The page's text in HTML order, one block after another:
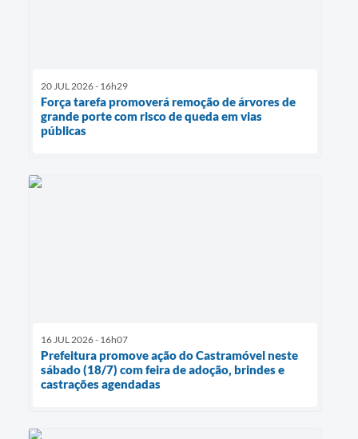
20 JUL 2026 - 16h29
Força tarefa promoverá remoção de árvores de
grande porte com risco de queda em vias
públicas
16 JUL 2026 - 16h07
Prefeitura promove ação do Castramóvel neste
sábado (18/7) com feira de adoção, brindes e
castrações agendadas